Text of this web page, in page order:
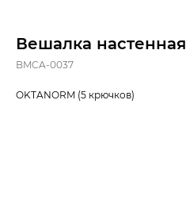
Вешалка настенная
BMCA-0037
OKTANORM (5 крючков)